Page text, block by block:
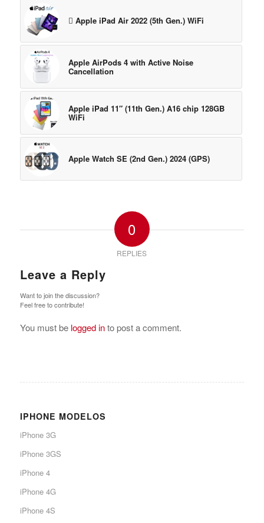
 Apple iPad Air 2022 (5th Gen.) WiFi
Apple AirPods 4 with Active Noise
Cancellation
Apple iPad 11″ (11th Gen.) A16 chip 128GB
WiFi
Apple Watch SE (2nd Gen.) 2024 (GPS)
0
REPLIES
Leave a Reply
Want to join the discussion?
Feel free to contribute!
You must be logged into post a comment.
IPHONE MODELOS
iPhone 3G
iPhone 3GS
iPhone 4
iPhone 4G
iPhone 4S